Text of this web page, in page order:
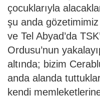
çocuklarıyla
şu anda
ve Tel Abyad’da
Ordusu’nun
altında; bizim
anda alanda
kendi